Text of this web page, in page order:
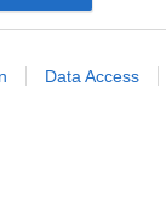
Google to enable
Data Access